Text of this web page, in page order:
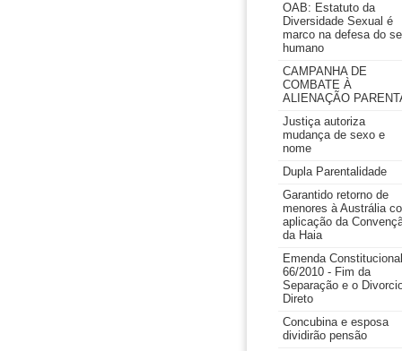
OAB: Estatuto da
Diversidade Sexual é
marco na defesa do
humano
CAMPANHA DE
COMBATE À
ALIENAÇÃO
Justiça autoriza
mudança de sexo e
nome
Dupla Parentalidade
Garantido retorno de
menores à Austrália
aplicação da
da Haia
Emenda Constitucional
66/2010 - Fim da
Separação e o
Direto
Concubina e esposa
dividirão pensão